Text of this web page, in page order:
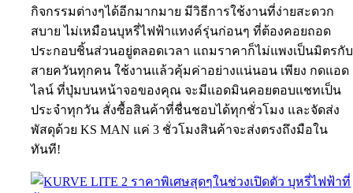
กิจกรรมต่างๆได้อีกมากมาย มีวิธีการใช้งานที่ง่ายสะดวก
สบาย ไม่เหมือนบุหรี่ไฟฟ้าแทงค์รุ่นก่อนๆ ที่ต้องคอยถอด
ประกอบชิ้นส่วนอยู่ตลอดเวลา แถมราคาก็ไม่แพงเป็นมิตรกับ
สายควันทุกคน ใช้งานแล้วคุ้มค่าอย่างแน่นอน เพียง กดแอด
ไลน์ ที่ปุ่มบนหน้าจอของคุณ จะมีแอดมินคอยตอบแชทเป็น
ประจำทุกวัน สั่งซื้อสินค้าที่ชื่นชอบได้ทุกชั่วโมง และจัดส่ง
พัสดุด้วย KS MAN แค่ 3 ชั่วโมงสินค้าจะส่งตรงถึงมือใน
ทันที!